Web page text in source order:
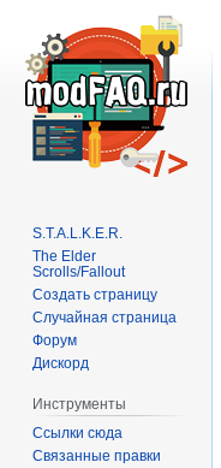
S.T.A.L.K.E.R.
The Elder
Scrolls/Fallout
Создать страницу
Случайная страница
Форум
Дискорд
Инструменты
Ссылки сюда
Связанные правки